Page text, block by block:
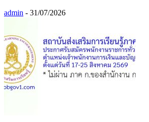
admin - 31/07/2026